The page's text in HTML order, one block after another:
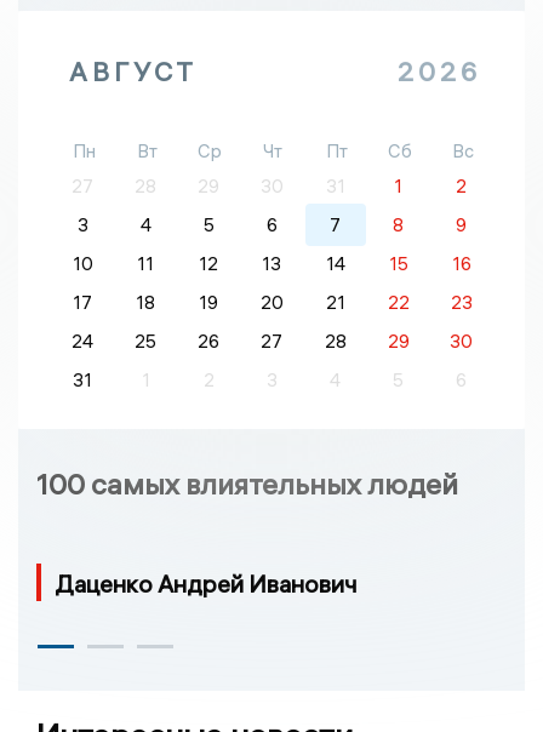
АВГУСТ 2026
Пн Вт Ср Чт Пт Сб
Вс
27
28 29 30 31 1
2
3
4 5 6 7 8
9
10
11 12 13 14 15
16
17
18 19 20 21 22
23
24
25 26 27 28 29
30
31
1 2 3 4 5 6
100 самых влиятельных людей
Даценко Андрей Иванович